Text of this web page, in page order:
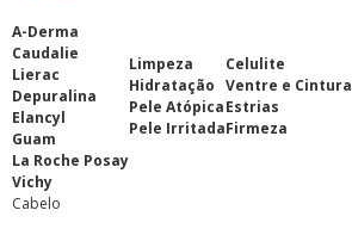
A-Derma
Caudalie
Lierac
Depuralina
Elancyl
Guam
La Roche Posay
Vichy
Limpeza
Hidratação
Pele Atópica
Pele Irritada
Celulite
Ventre e Cintura
Estrias
Firmeza
Cabelo